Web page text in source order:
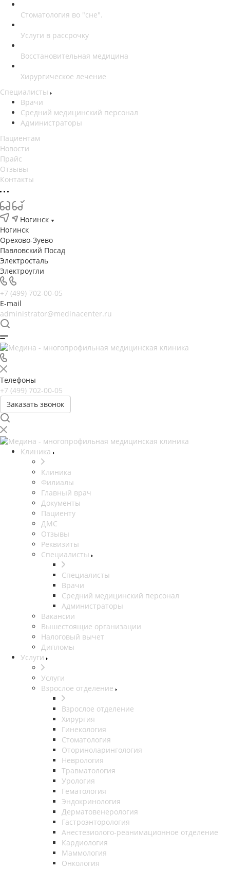
Стоматология во "сне".
Услуги в рассрочку
Восстановительная медицина
Хирургическое лечение
Специалисты
Врачи
Средний медицинский персонал
Администраторы
Пациентам
Новости
Прайс
Отзывы
Контакты
Ногинск
Ногинск
Орехово-Зуево
Павловский Посад
Электросталь
Электроугли
+7 (499) 702-00-05
E-mail
administrator@medinacenter.ru
Телефоны
+7 (499) 702-00-05
Заказать звонок
Клиника
Клиника
Филиалы
Главный врач
Документы
Пациенту
ДМС
Отзывы
Реквизиты
Специалисты
Специалисты
Врачи
Средний медицинский персонал
Администраторы
Вакансии
Вышестоящие организации
Налоговый вычет
Дипломы
Услуги
Услуги
Взрослое отделение
Взрослое отделение
Хирургия
Гинекология
Стоматология
Оториноларингология
Неврология
Травматология
Урология
Гематология
Эндокринология
Дерматовенерология
Гастроэнторология
Анестезиолого-реанимационное отделение
Кардиология
Маммология
Онкология